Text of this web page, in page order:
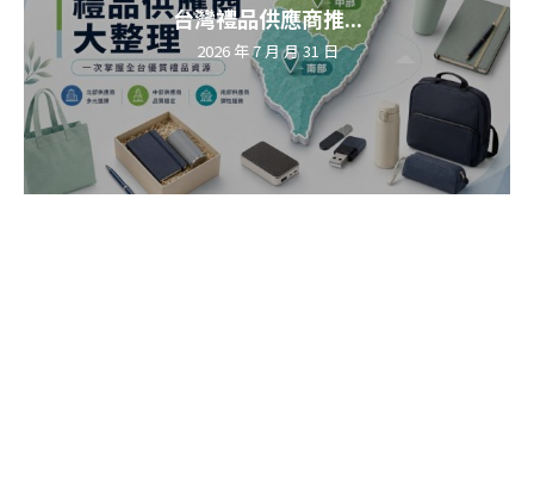
台灣禮品供應商推...
2026 年 7 月 月 31 日